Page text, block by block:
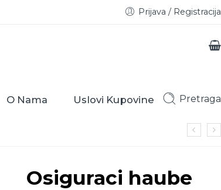
Prijava / Registracija
O Nama Uslovi Kupovine Pretraga
Osiguraci haube